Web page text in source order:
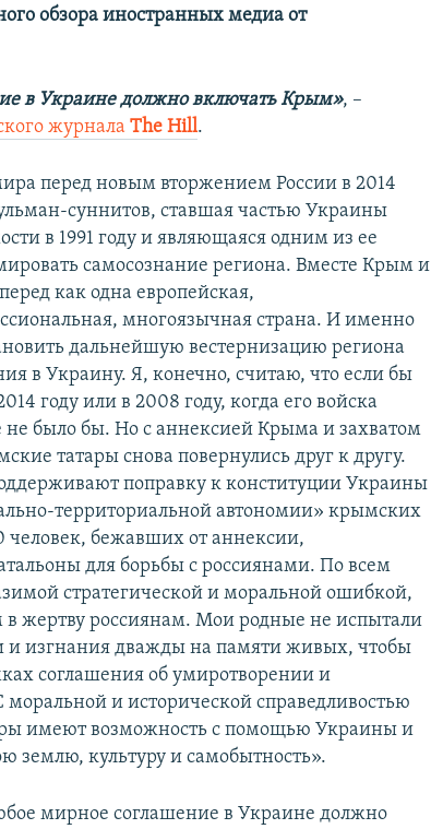
обзора иностранных медиа от
в Украине должно включать Крым», –
журналаТhe Нill.
перед новым вторжением России в 2014
суннитов, ставшая частью Украины
в 1991 году и являющаяся одним из ее
самосознание региона. Вместе Крым и
как одна европейская,
многоязычная страна. И именно
дальнейшую вестернизацию региона
в Украину. Я, конечно, считаю, что если бы
году или в 2008 году, когда его войска
было бы. Но с аннексией Крыма и захватом
татары снова повернулись друг к другу.
поправку к конституции Украины
территориальной автономии» крымских
человек, бежавших от аннексии,
для борьбы с россиянами. По всем
стратегической и моральной ошибкой,
жертву россиянам. Мои родные не испытали
и изгнания дважды на памяти живых, чтобы
соглашения об умиротворении и
и исторической справедливостью
имеют возможность с помощью Украины и
землю, культуру и самобытность».
мирное соглашение в Украине должно